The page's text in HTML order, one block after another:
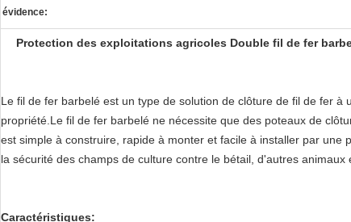
évidence:
Protection des exploitations agricoles Double fil de fer
Le fil de fer barbelé est un type de solution de clôture de fil de fer à
propriété.Le fil de fer barbelé ne nécessite que des poteaux de
est simple à construire, rapide à monter et facile à installer par une
la sécurité des champs de culture contre le bétail, d'autres animaux
Caractéristiques: